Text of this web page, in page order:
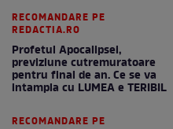
RECOMANDARE PE
REDACTIA.RO
Profetul Apocalipsei,
previziune cutremuratoare
pentru final de an. Ce se va
intampla cu LUMEA e TERIBIL
RECOMANDARE PE